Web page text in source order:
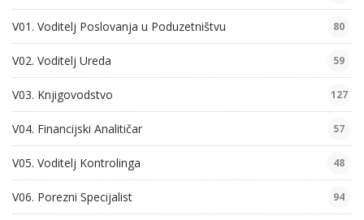
V01. Voditelj Poslovanja u Poduzetništvu 80
V02. Voditelj Ureda 59
V03. Knjigovodstvo 127
V04. Financijski Analitičar 57
V05. Voditelj Kontrolinga 48
V06. Porezni Specijalist 94